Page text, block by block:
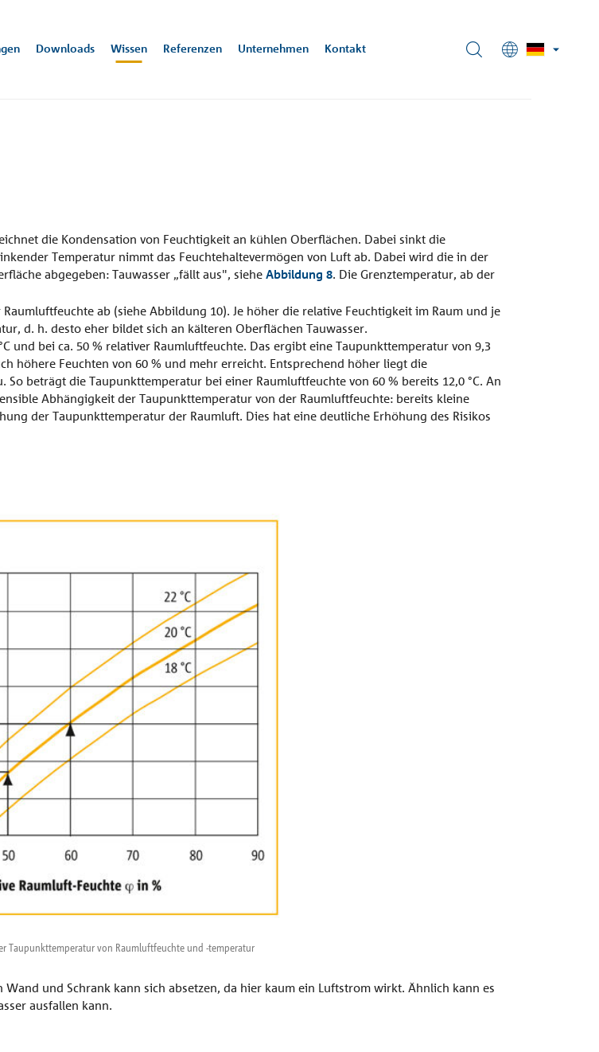
Tiefgarage Decke Treppe Fassade
Downloads Wissen Referenzen
"Quasar"
Erlinsbach, CH
Stutensee, DE
Unternehmen Kontakt
die Kondensation von Feuchtigkeit an kühlen Oberflächen. Dabei sinkt die
Temperatur nimmt das Feuchtehaltevermögen von Luft ab. Dabei wird die in der
abgegeben: Tauwasser „fällt aus", siehe Abbildung 8. Die Grenztemperatur, ab der
ab (siehe Abbildung 10). Je höher die relative Feuchtigkeit im Raum und je
d. h. desto eher bildet sich an kälteren Oberflächen Tauwasser.
und bei ca. 50 % relativer Raumluftfeuchte. Das ergibt eine Taupunkttemperatur von 9,3
höhere Feuchten von 60 % und mehr erreicht. Entsprechend höher liegt die
beträgt die Taupunkttemperatur bei einer Raumluftfeuchte von 60 % bereits 12,0 °C. An
Abhängigkeit der Taupunkttemperatur von der Raumluftfeuchte: bereits kleine
der Taupunkttemperatur der Raumluft. Dies hat eine deutliche Erhöhung des Risikos
Taupunkttemperatur von Raumluftfeuchte und -temperatur
und Schrank kann sich absetzen, da hier kaum ein Luftstrom wirkt. Ähnlich kann es
ausfallen kann.